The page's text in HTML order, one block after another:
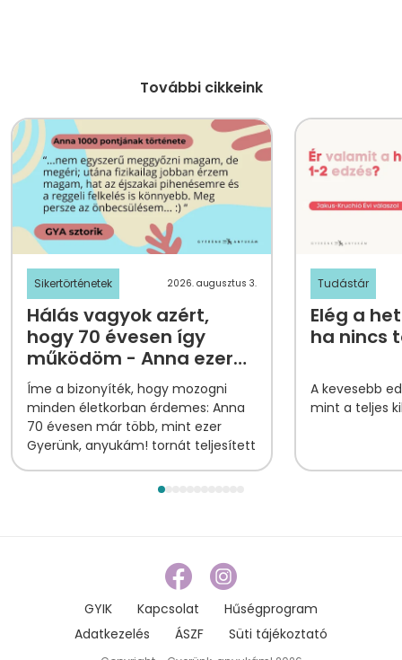
További cikkeink
Sikertörténetek 2026. augusztus 3.
Hálás vagyok azért,
hogy 70 évesen így
működöm - Anna ezer
tornapontjának
története
Íme a bizonyíték, hogy mozogni
minden életkorban érdemes: Anna
70 évesen már több, mint ezer
Gyerünk, anyukám! tornát teljesített
Tudástár
Elég a
ha nincs
A kevesebb
mint a teljes
GYIK Kapcsolat
Hűségprogram
Adatkezelés
ÁSZF Süti tájékoztató